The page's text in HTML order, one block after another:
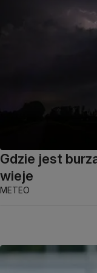
Gdzie jest
wieje
METEO